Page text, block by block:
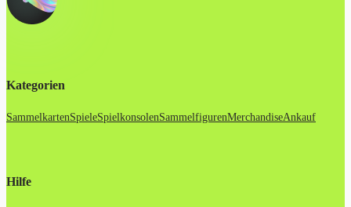
Kategorien
SammelkartenSpieleSpielkonsolenSammelfigurenMerchandiseAnkauf
Hilfe